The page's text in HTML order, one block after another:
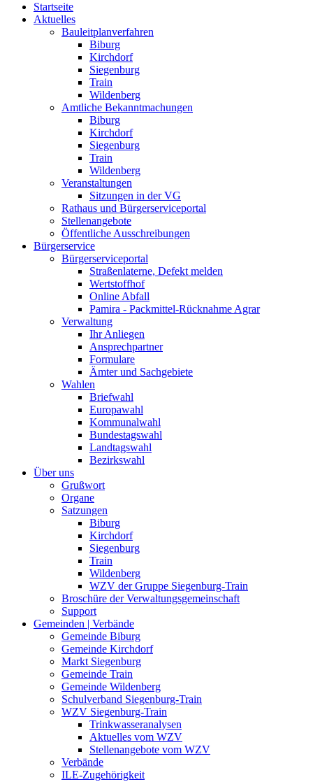
Startseite
Aktuelles
Bauleitplanverfahren
Biburg
Kirchdorf
Siegenburg
Train
Wildenberg
Amtliche Bekanntmachungen
Biburg
Kirchdorf
Siegenburg
Train
Wildenberg
Veranstaltungen
Sitzungen in der VG
Rathaus und Bürgerserviceportal
Stellenangebote
Öffentliche Ausschreibungen
Bürgerservice
Bürgerserviceportal
Straßenlaterne, Defekt melden
Wertstoffhof
Online Abfall
Pamira - Packmittel-Rücknahme Agrar
Verwaltung
Ihr Anliegen
Ansprechpartner
Formulare
Ämter und Sachgebiete
Wahlen
Briefwahl
Europawahl
Kommunalwahl
Bundestagswahl
Landtagswahl
Bezirkswahl
Über uns
Grußwort
Organe
Satzungen
Biburg
Kirchdorf
Siegenburg
Train
Wildenberg
WZV der Gruppe Siegenburg-Train
Broschüre der Verwaltungsgemeinschaft
Support
Gemeinden | Verbände
Gemeinde Biburg
Gemeinde Kirchdorf
Markt Siegenburg
Gemeinde Train
Gemeinde Wildenberg
Schulverband Siegenburg-Train
WZV Siegenburg-Train
Trinkwasseranalysen
Aktuelles vom WZV
Stellenangebote vom WZV
Verbände
ILE-Zugehörigkeit